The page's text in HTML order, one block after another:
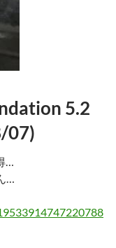
5.2
07)
…
…